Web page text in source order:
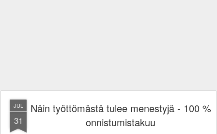
JUL
31
Näin työttömästä tulee menestyjä - 100 %
onnistumistakuu